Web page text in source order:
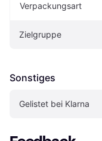
Verpackungsart
Zielgruppe
Sonstiges
Gelistet bei Klarna